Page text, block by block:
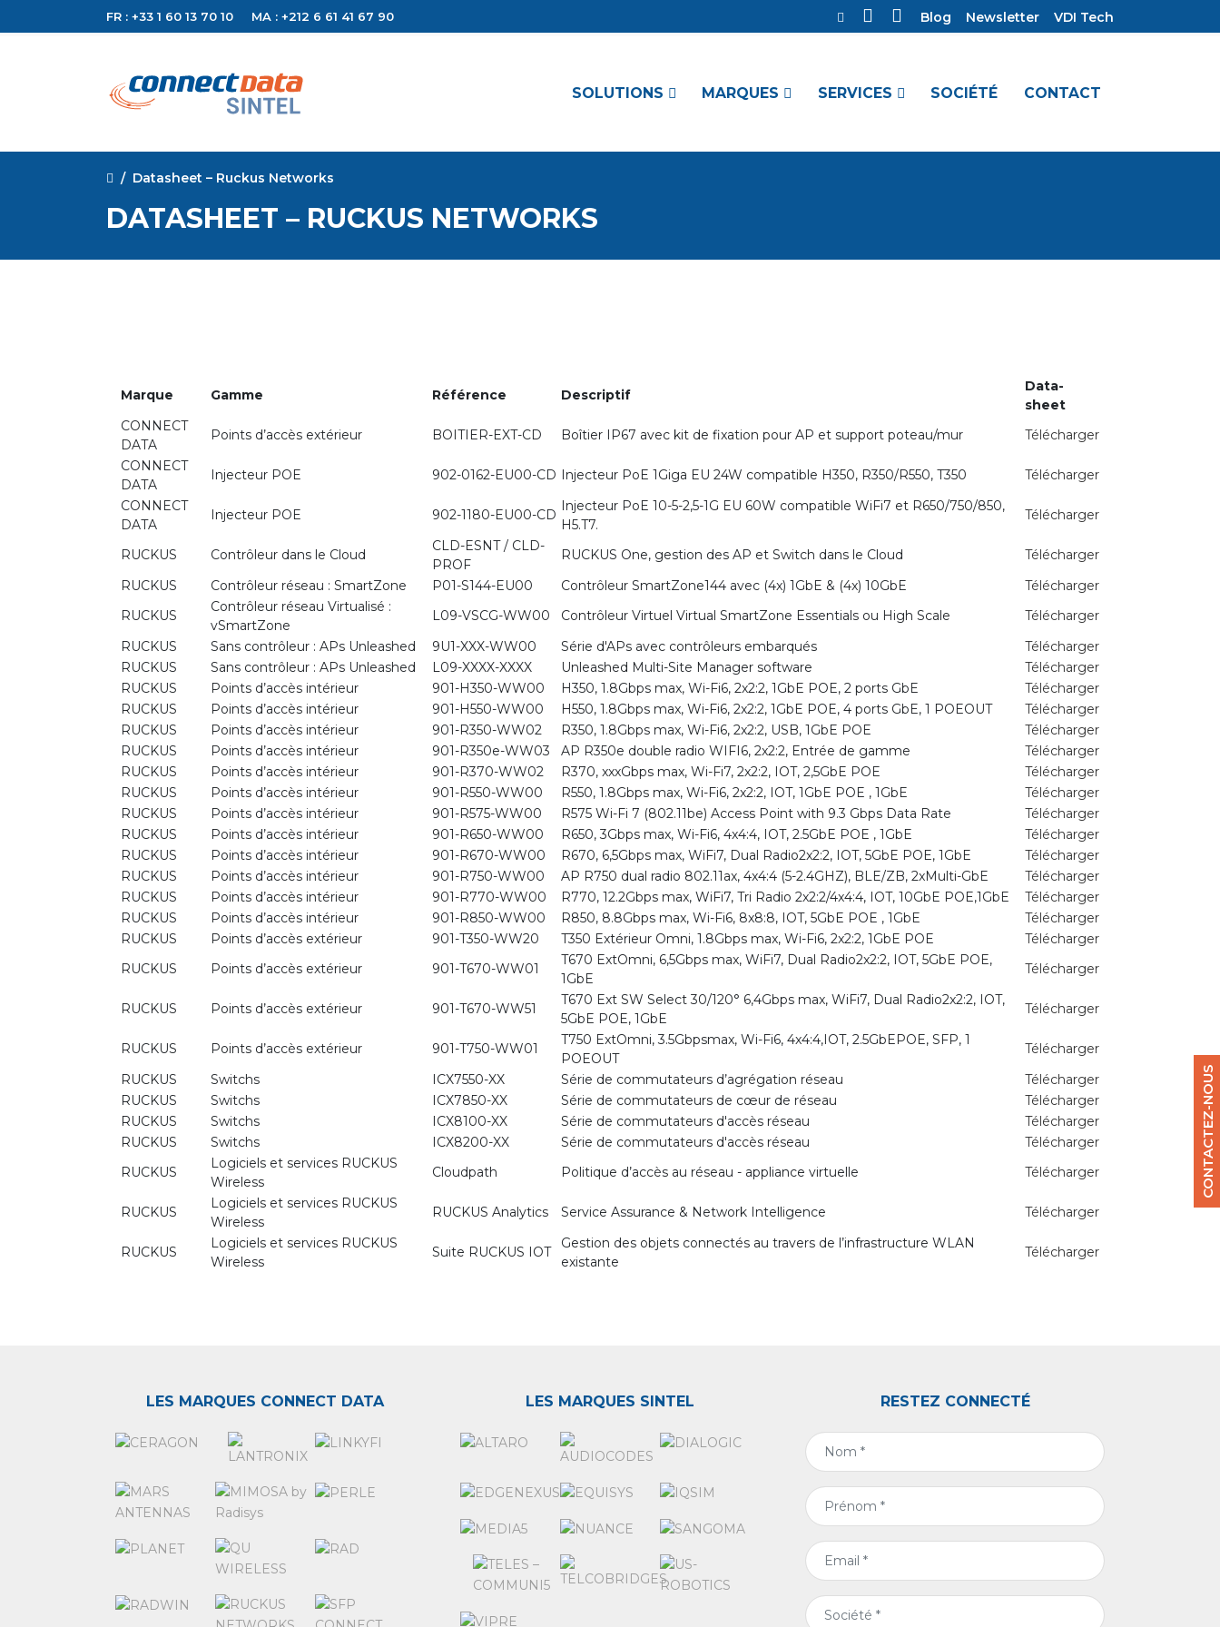
CONTACTEZ-NOUS
FR : +33 1 60 13 70 10 MA : +212 6 61 41 67 90 Blog Newsletter VDI Tech
SOLUTIONS MARQUES SERVICES SOCIÉTÉ CONTACT
Datasheet – Ruckus Networks
DATASHEET – RUCKUS NETWORKS
Marque Gamme Référence Descriptif
Data-
sheet
CONNECT
DATA
Points d’accès extérieur BOITIER-EXT-CD Boîtier IP67 avec kit de fixation pour AP et support poteau/mur
Télécharger
CONNECT
DATA
Injecteur POE 902-0162-EU00-CD Injecteur PoE 1Giga EU 24W compatible H350, R350/R550, T350
Télécharger
CONNECT
DATA
Injecteur POE 902-1180-EU00-CD
Injecteur PoE 10-5-2,5-1G EU 60W compatible WiFi7 et R650/750/850,
H5.T7.
Télécharger
RUCKUS Contrôleur dans le Cloud
CLD-ESNT / CLD-
PROF
RUCKUS One, gestion des AP et Switch dans le Cloud
Télécharger
RUCKUS
Contrôleur réseau : SmartZone P01-S144-EU00 Contrôleur SmartZone144 avec (4x) 1GbE & (4x) 10GbE
Télécharger
RUCKUS
Contrôleur réseau Virtualisé :
vSmartZone
L09-VSCG-WW00 Contrôleur Virtuel Virtual SmartZone Essentials ou High Scale
Télécharger
RUCKUS
Sans contrôleur : APs Unleashed 9U1-XXX-WW00 Série d'APs avec contrôleurs embarqués
Télécharger
RUCKUS
Sans contrôleur : APs Unleashed L09-XXXX-XXXX Unleashed Multi-Site Manager software
Télécharger
RUCKUS
Points d’accès intérieur 901-H350-WW00 H350, 1.8Gbps max, Wi-Fi6, 2x2:2, 1GbE POE, 2 ports GbE
Télécharger
RUCKUS
Points d’accès intérieur 901-H550-WW00 H550, 1.8Gbps max, Wi-Fi6, 2x2:2, 1GbE POE, 4 ports GbE, 1 POEOUT
Télécharger
RUCKUS
Points d’accès intérieur 901-R350-WW02 R350, 1.8Gbps max, Wi-Fi6, 2x2:2, USB, 1GbE POE
Télécharger
RUCKUS
Points d’accès intérieur 901-R350e-WW03 AP R350e double radio WIFI6, 2x2:2, Entrée de gamme
Télécharger
RUCKUS
Points d’accès intérieur 901-R370-WW02 R370, xxxGbps max, Wi-Fi7, 2x2:2, IOT, 2,5GbE POE
Télécharger
RUCKUS
Points d’accès intérieur 901-R550-WW00 R550, 1.8Gbps max, Wi-Fi6, 2x2:2, IOT, 1GbE POE , 1GbE
Télécharger
RUCKUS
Points d’accès intérieur 901-R575-WW00 R575 Wi-Fi 7 (802.11be) Access Point with 9.3 Gbps Data Rate
Télécharger
RUCKUS
Points d’accès intérieur 901-R650-WW00 R650, 3Gbps max, Wi-Fi6, 4x4:4, IOT, 2.5GbE POE , 1GbE
Télécharger
RUCKUS
Points d’accès intérieur 901-R670-WW00 R670, 6,5Gbps max, WiFi7, Dual Radio2x2:2, IOT, 5GbE POE, 1GbE
Télécharger
RUCKUS
Points d’accès intérieur 901-R750-WW00 AP R750 dual radio 802.11ax, 4x4:4 (5-2.4GHZ), BLE/ZB, 2xMulti-GbE
Télécharger
RUCKUS
Points d’accès intérieur 901-R770-WW00 R770, 12.2Gbps max, WiFi7, Tri Radio 2x2:2/4x4:4, IOT, 10GbE POE,1GbE
Télécharger
RUCKUS
Points d’accès intérieur 901-R850-WW00 R850, 8.8Gbps max, Wi-Fi6, 8x8:8, IOT, 5GbE POE , 1GbE
Télécharger
RUCKUS
Points d’accès extérieur 901-T350-WW20 T350 Extérieur Omni, 1.8Gbps max, Wi-Fi6, 2x2:2, 1GbE POE
Télécharger
RUCKUS
Points d’accès extérieur 901-T670-WW01
T670 ExtOmni, 6,5Gbps max, WiFi7, Dual Radio2x2:2, IOT, 5GbE POE,
1GbE
Télécharger
RUCKUS Points d’accès extérieur 901-T670-WW51
T670 Ext SW Select 30/120° 6,4Gbps max, WiFi7, Dual Radio2x2:2, IOT,
5GbE POE, 1GbE
Télécharger
RUCKUS Points d’accès extérieur 901-T750-WW01
T750 ExtOmni, 3.5Gbpsmax, Wi-Fi6, 4x4:4,IOT, 2.5GbEPOE, SFP, 1
POEOUT
Télécharger
RUCKUS
Switchs ICX7550-XX Série de commutateurs d’agrégation réseau
Télécharger
RUCKUS
Switchs ICX7850-XX Série de commutateurs de cœur de réseau
Télécharger
RUCKUS
Switchs ICX8100-XX Série de commutateurs d'accès réseau
Télécharger
RUCKUS
Switchs ICX8200-XX Série de commutateurs d'accès réseau
Télécharger
RUCKUS
Logiciels et services RUCKUS
Wireless
Cloudpath Politique d’accès au réseau - appliance virtuelle Télécharger
RUCKUS
Logiciels et services RUCKUS
Wireless
RUCKUS Analytics Service Assurance & Network Intelligence Télécharger
RUCKUS
Logiciels et services RUCKUS
Wireless
Suite RUCKUS IOT
Gestion des objets connectés au travers de l’infrastructure WLAN
existante
Télécharger
LES MARQUES CONNECT DATA LES MARQUES SINTEL RESTEZ CONNECTÉ